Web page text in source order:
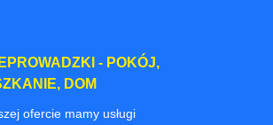
- POKÓJ,
DOM
ofercie mamy usługi